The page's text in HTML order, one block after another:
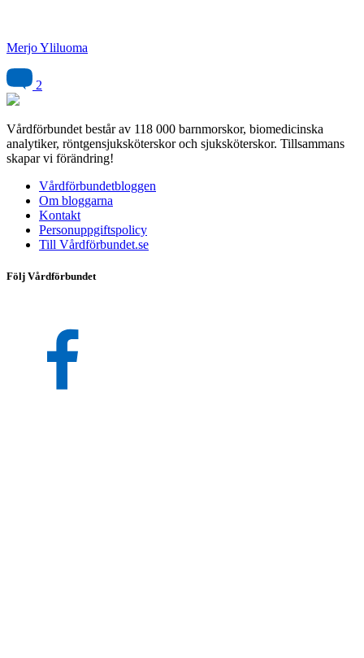
Merjo Yliluoma
2
Vårdförbundet består av 118 000 barnmorskor, biomedicinska
analytiker, röntgensjuksköterskor och sjuksköterskor. Tillsammans
skapar vi förändring!
Vårdförbundetbloggen
Om bloggarna
Kontakt
Personuppgiftspolicy
Till Vårdförbundet.se
Följ Vårdförbundet